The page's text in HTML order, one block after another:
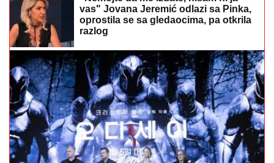
vas" Jovana Jeremić odlazi sa Pinka,
oprostila se sa gledaocima, pa otkrila
razlog